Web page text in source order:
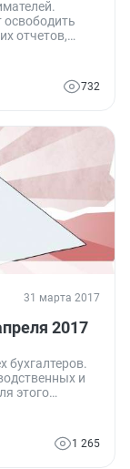
освободить
отчетов,
732
31 марта 2017
2017
бухгалтеров.
и
этого
1 265